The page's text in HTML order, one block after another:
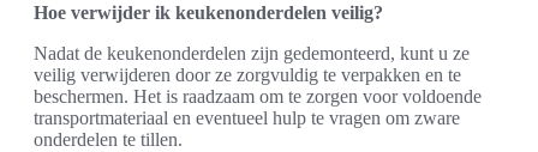
Hoe verwijder ik keukenonderdelen veilig?
Nadat de keukenonderdelen zijn gedemonteerd, kunt u ze
veilig verwijderen door ze zorgvuldig te verpakken en te
beschermen. Het is raadzaam om te zorgen voor voldoende
transportmateriaal en eventueel hulp te vragen om zware
onderdelen te tillen.